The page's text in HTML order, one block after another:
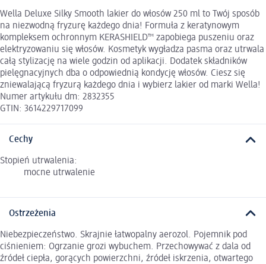
Wella Deluxe Silky Smooth lakier do włosów 250 ml to Twój sposób
na niezwodną fryzurę każdego dnia! Formuła z keratynowym
kompleksem ochronnym KERASHIELD™ zapobiega puszeniu oraz
elektryzowaniu się włosów. Kosmetyk wygładza pasma oraz utrwala
całą stylizację na wiele godzin od aplikacji. Dodatek składników
pielęgnacyjnych dba o odpowiednią kondycję włosów. Ciesz się
zniewalającą fryzurą każdego dnia i wybierz lakier od marki Wella!
Numer artykułu dm: 2832355
GTIN: 3614229717099
Cechy
Stopień utrwalenia:
mocne utrwalenie
Ostrzeżenia
Niebezpieczeństwo. Skrajnie łatwopalny aerozol. Pojemnik pod
ciśnieniem: Ogrzanie grozi wybuchem. Przechowywać z dala od
źródeł ciepła, gorących powierzchni, źródeł iskrzenia, otwartego